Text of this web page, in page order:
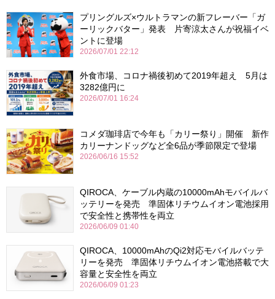
プリングルズ×ウルトラマンの新フレーバー「ガ
ーリックバター」発表 片寄涼太さんが祝福イベ
ントに登場
2026/07/01 22:12
外食市場、コロナ禍後初めて2019年超え 5月は
3282億円に
2026/07/01 16:24
コメダ珈琲店で今年も「カリー祭り」開催 新作
カリーナンドッグなど全6品が季節限定で登場
2026/06/16 15:52
QIROCA、ケーブル内蔵の10000mAhモバイルバ
ッテリーを発売 準固体リチウムイオン電池採用
で安全性と携帯性を両立
2026/06/09 01:40
QIROCA、10000mAhのQi2対応モバイルバッテ
リーを発売 準固体リチウムイオン電池搭載で大
容量と安全性を両立
2026/06/09 01:23